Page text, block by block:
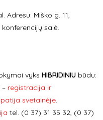
Adresu: Miško g. 11,
konferencijų salė.
vyks HIBRIDINIU būdu:
– registracija ir
svetainėje.
tel. (0 37) 31 35 32, (0 37)